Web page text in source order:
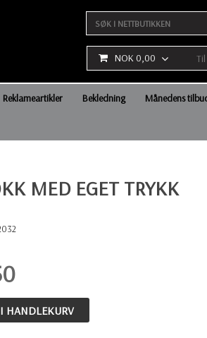
NOK 0,00 Til
Reklameartikler Bekledning Månedens
MED EGET TRYKK
HANDLEKURV